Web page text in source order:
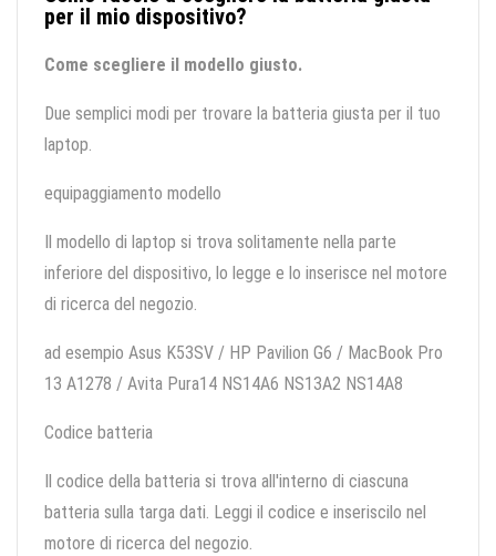
per il mio dispositivo?
Come scegliere il modello giusto.
Due semplici modi per trovare la batteria giusta per il tuo
laptop.
equipaggiamento modello
Il modello di laptop si trova solitamente nella parte
inferiore del dispositivo, lo legge e lo inserisce nel motore
di ricerca del negozio.
ad esempio Asus K53SV / HP Pavilion G6 / MacBook Pro
13 A1278 / Avita Pura14 NS14A6 NS13A2 NS14A8
Codice batteria
Il codice della batteria si trova all'interno di ciascuna
batteria sulla targa dati. Leggi il codice e inseriscilo nel
motore di ricerca del negozio.